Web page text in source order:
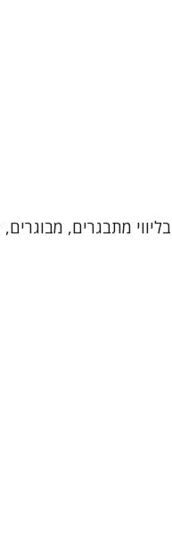
מתבגרים,